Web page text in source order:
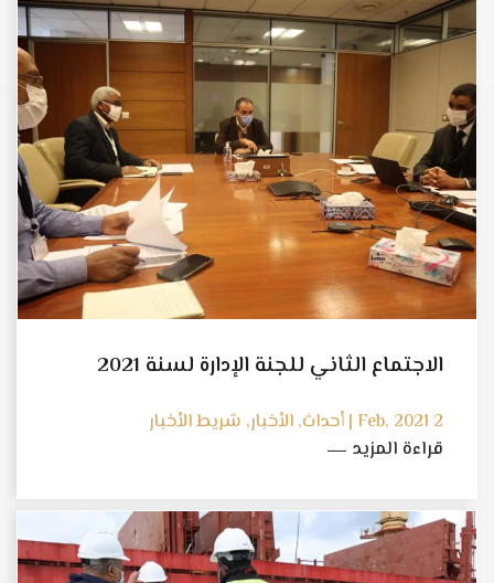
الاجتماع الثاني للجنة الإدارة لسنة 2021
2 Feb, 2021 | أحداث, الأخبار, شريط الأخبار
قراءة المزيد